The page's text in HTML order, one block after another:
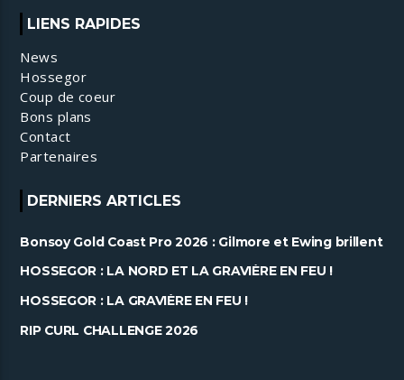
LIENS RAPIDES
News
Hossegor
Coup de coeur
Bons plans
Contact
Partenaires
DERNIERS ARTICLES
Bonsoy Gold Coast Pro 2026 : Gilmore et Ewing brillent
HOSSEGOR : LA NORD ET LA GRAVIÈRE EN FEU !
HOSSEGOR : LA GRAVIÈRE EN FEU !
RIP CURL CHALLENGE 2026